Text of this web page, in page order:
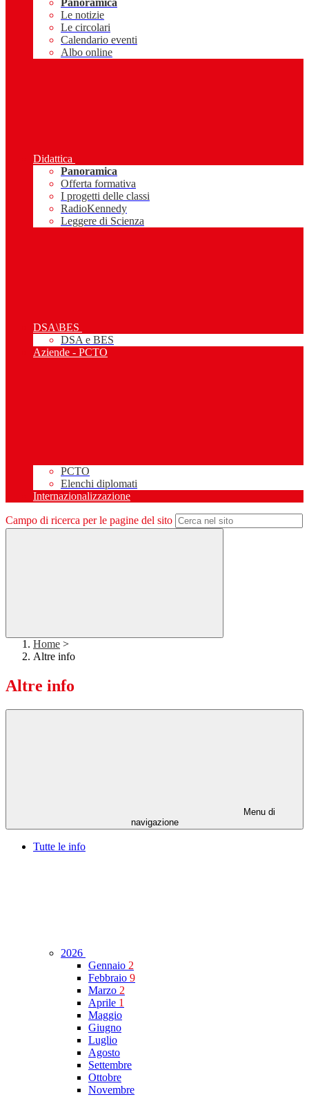
Panoramica
Le notizie
Le circolari
Calendario eventi
Albo online
Didattica
Panoramica
Offerta formativa
I progetti delle classi
RadioKennedy
Leggere di Scienza
DSA\BES
DSA e BES
Aziende - PCTO
PCTO
Elenchi diplomati
Internazionalizzazione
Campo di ricerca per le pagine del sito
Home >
Altre info
Altre info
Menu di
navigazione
Tutte le info
2026
Gennaio 2
Febbraio 9
Marzo 2
Aprile 1
Maggio
Giugno
Luglio
Agosto
Settembre
Ottobre
Novembre